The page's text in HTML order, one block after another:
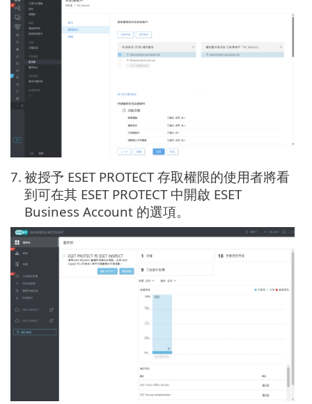
7. 被授予 ESET PROTECT 存取權限的使用者將看
到可在其 ESET PROTECT 中開啟 ESET
Business Account 的選項。